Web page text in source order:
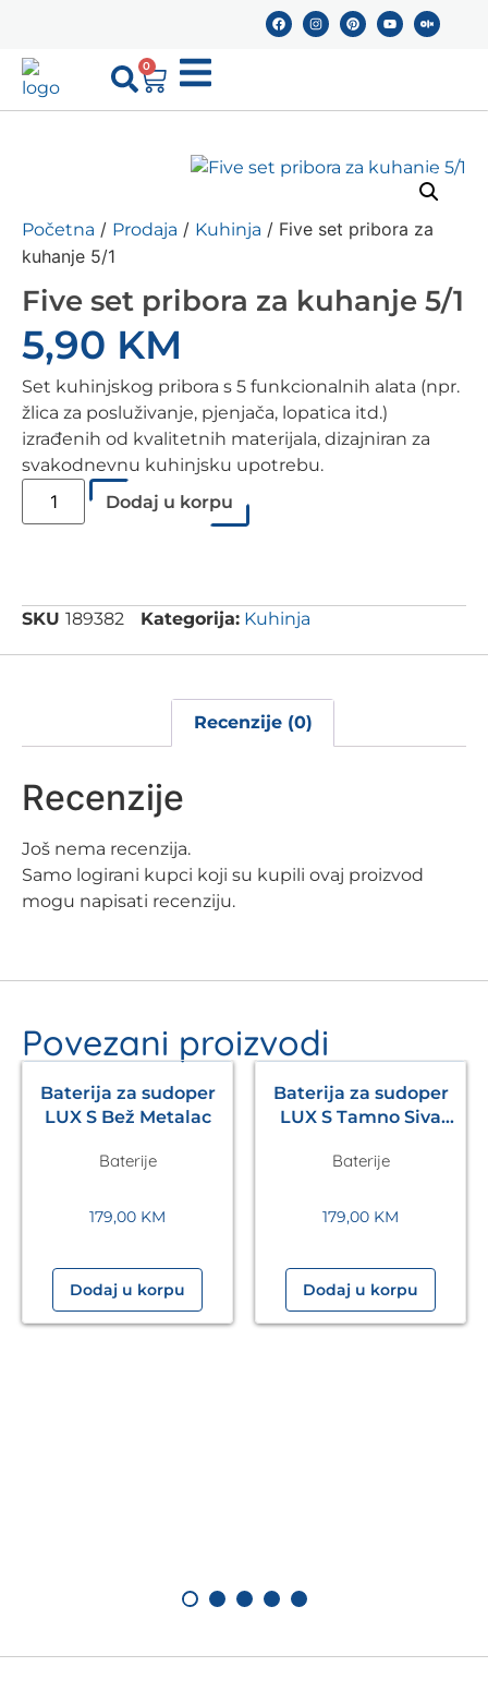
0
Početna / Prodaja / Kuhinja / Five set pribora za
kuhanje 5/1
Five set pribora za kuhanje 5/1
5,90 KM
Set kuhinjskog pribora s 5 funkcionalnih alata (npr.
žlica za posluživanje, pjenjača, lopatica itd.)
izrađenih od kvalitetnih materijala, dizajniran za
svakodnevnu kuhinjsku upotrebu.
Dodaj u korpu
SKU 189382 Kategorija: Kuhinja
Recenzije (0)
Recenzije
Još nema recenzija.
Samo logirani kupci koji su kupili ovaj proizvod
mogu napisati recenziju.
Povezani proizvodi
Baterija za sudoper
LUX S Bež Metalac
Baterije
179,00 KM
Dodaj u korpu
Baterija za sudoper
LUX S Tamno Siva
Baterije
179,00 KM
Dodaj u korpu